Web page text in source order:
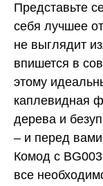
Представьте
себя лучшее
не выглядит
впишется в
этому
каплевидная
дерева и
– и перед
Комод с
все